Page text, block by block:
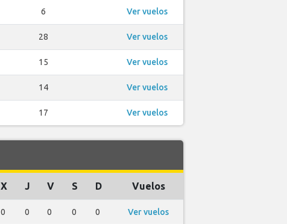
6 Ver vuelos
28 Ver vuelos
15 Ver vuelos
14 Ver vuelos
17 Ver vuelos
X J V S D Vuelos
0 0 0 0 0 Ver vuelos